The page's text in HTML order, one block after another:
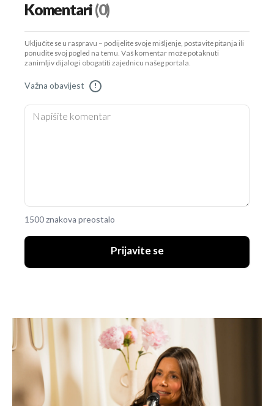
Komentari(0)
Uključite se u raspravu – podijelite svoje mišljenje, postavite pitanja ili
ponudite svoj pogled na temu. Vaš komentar može potaknuti
zanimljiv dijalog i obogatiti zajednicu našeg portala.
Važna obavijest !
1500 znakova preostalo
Prijavite se